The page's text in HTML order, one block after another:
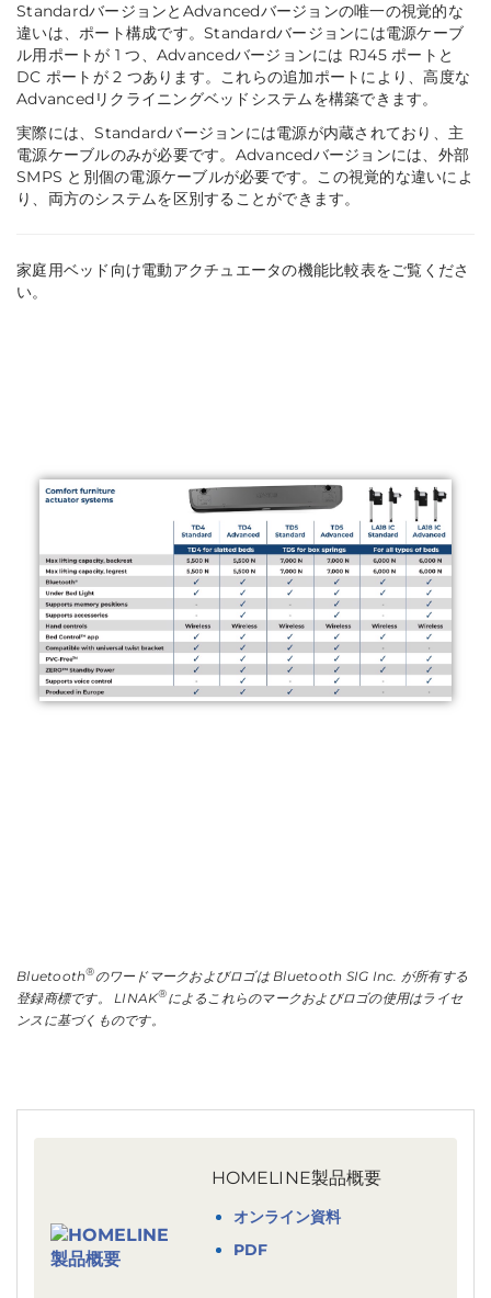
StandardバージョンとAdvancedバージョンの唯一の視覚的な
違いは、ポート構成です。Standardバージョンには電源ケーブ
ル用ポートが 1 つ、Advancedバージョンには RJ45 ポートと
DC ポートが 2 つあります。これらの追加ポートにより、高度な
Advancedリクライニングベッドシステムを構築できます。
実際には、Standardバージョンには電源が内蔵されており、主
電源ケーブルのみが必要です。Advancedバージョンには、外部
SMPS と別個の電源ケーブルが必要です。この視覚的な違いによ
り、両方のシステムを区別することができます。
家庭用ベッド向け電動アクチュエータの機能比較表をご覧くださ
い。
Bluetooth®のワードマークおよびロゴは Bluetooth SIG Inc. が所有する
登録商標です。 LINAK®によるこれらのマークおよびロゴの使用はライセ
ンスに基づくものです。
HOMELINE製品概要
オンライン資料
PDF